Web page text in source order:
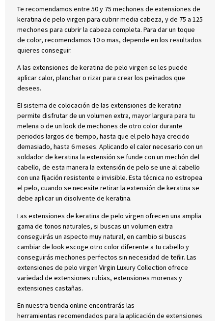
Te recomendamos entre 50 y 75 mechones de extensiones de
keratina de pelo virgen para cubrir media cabeza, y de 75 a 125
mechones para cubrir la cabeza completa. Para dar un toque
de color, recomendamos 10 o mas, depende en los resultados
quieres conseguir.
A las extensiones de keratina de pelo virgen se les puede
aplicar calor, planchar o rizar para crear los peinados que
desees.
El sistema de colocación de las extensiones de keratina
permite disfrutar de un volumen extra, mayor largura para tu
melena o de un look de mechones de otro color durante
periodos largos de tiempo, hasta que el pelo haya crecido
demasiado, hasta 6 meses. Aplicando el calor necesario con un
soldador de keratina la extensión se funde con un mechón del
cabello, de esta manera la extensión de pelo se une al cabello
con una fijación resistente e invisible. Esta técnica no estropea
el pelo, cuando se necesite retirar la extensión de keratina se
debe aplicar un disolvente de keratina.
Las extensiones de keratina de pelo virgen ofrecen una amplia
gama de tonos naturales, si buscas un volumen extra
conseguirás un aspecto muy natural, en cambio si buscas
cambiar de look escoge otro color diferente a tu cabello y
conseguirás mechones perfectos sin necesidad de teñir. Las
extensiones de pelo virgen Virgin Luxury Collection ofrece
variedad de extensiones rubias, extensiones morenas y
extensiones castañas.
En nuestra tienda online encontrarás las
herramientas recomendados para la aplicación de extensiones